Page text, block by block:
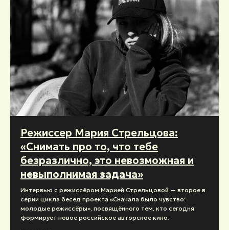
Режиссер Мария Стрельцова:
«Снимать про то, что тебе
безразлично, это невозможная и
невыполнимая задача»
Интервью с режиссёром Марией Стрельцовой — второе в
серии цикла бесед проекта «Сначала было чувство:
молодые режиссёры», посвящённого тем, кто сегодня
формирует новое российское авторское кино.